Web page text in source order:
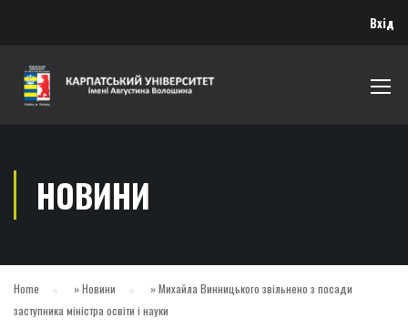
Вхід
НОВИНИ
Home »Новини »Михайла Винницького звільнено з посади
заступника міністра освіти і науки